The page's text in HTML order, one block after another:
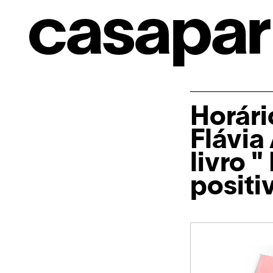
Flávia
livro "